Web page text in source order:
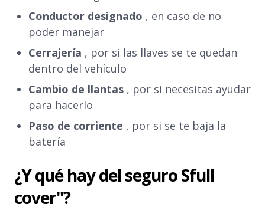
Conductor designado , en caso de no
poder manejar
Cerrajería , por si las llaves se te quedan
dentro del vehículo
Cambio de llantas , por si necesitas ayudar
para hacerlo
Paso de corriente , por si se te baja la
batería
¿Y qué hay del seguro Sfull
cover"?